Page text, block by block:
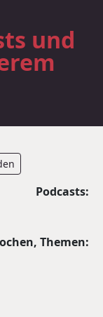
und
Podcasts:
Themen: